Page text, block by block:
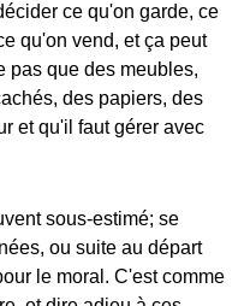
ce qu'on garde, ce
qu'on vend, et ça peut
pas que des meubles,
des papiers, des
et qu'il faut gérer avec
sous-estimé; se
ou suite au départ
le moral. C'est comme